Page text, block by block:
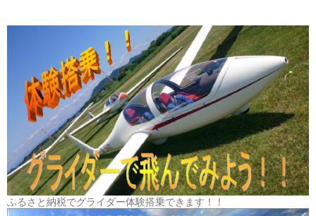
ふるさと納税でグライダー体験搭乗できます！！